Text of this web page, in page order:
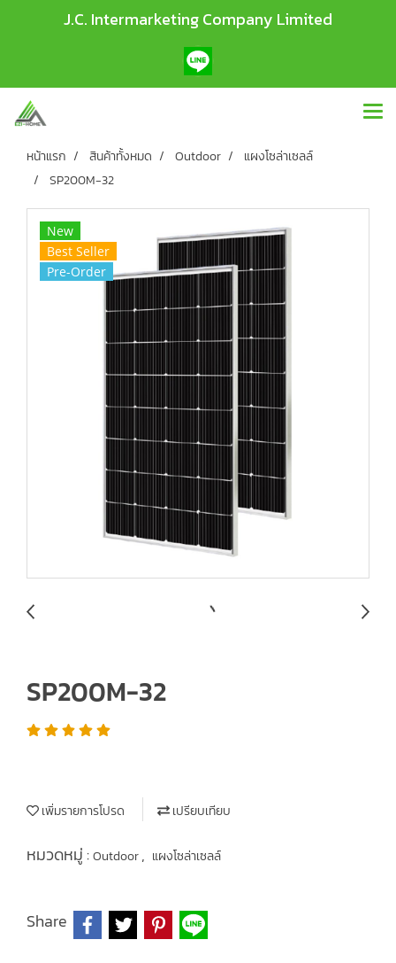
J.C. Intermarketing Company Limited
หน้าแรก สินค้าทั้งหมด Outdoor
แผงโซล่าเซลล์
SP200M-32
New
Best Seller
Pre-Order
SP200M-32
เพิ่มรายการโปรด เปรียบเทียบ
หมวดหมู่ :Outdoor, แผงโซล่าเซลล์
Share